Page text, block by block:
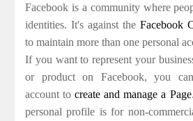
Facebook is a community where
identities. It's against the Facebook
to maintain more than one personal
If you want to represent your
or product on Facebook, you
account tocreate and manage a Page
personal profile is for non-